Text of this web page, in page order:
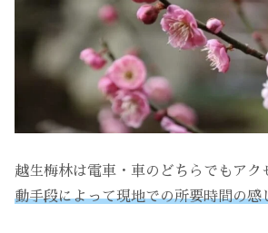
越生梅林は電車・車のどちらでもアク
動手段によって現地での所要時間の感